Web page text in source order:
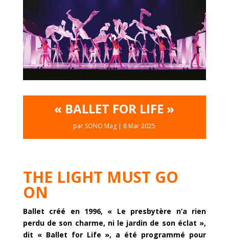
« BALLET FOR LIFE »
par SONO Mag | 8 Mar 2025
THE LIGHT MUST GO
ON
Ballet créé en 1996, « Le presbytère n’a rien
perdu de son charme, ni le jardin de son éclat »,
dit « Ballet for Life », a été programmé pour